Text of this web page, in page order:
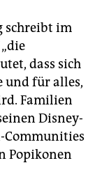
schreibt im
dass sich
und für alles,
Familien
Disney-
Communities
Pop­ikonen